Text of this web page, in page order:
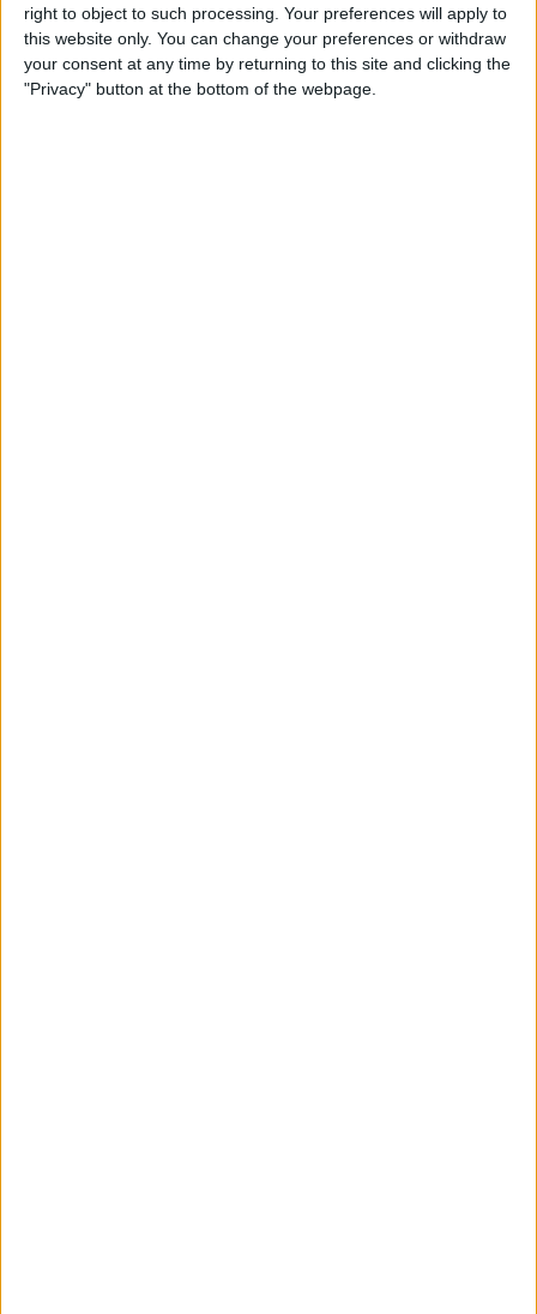
right to object to such processing. Your preferences will apply to
this website only. You can change your preferences or withdraw
your consent at any time by returning to this site and clicking the
"Privacy" button at the bottom of the webpage.
Marque-pages Partager